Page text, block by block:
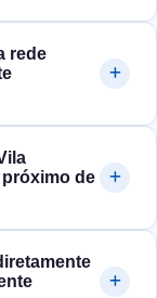
rede
próximo de